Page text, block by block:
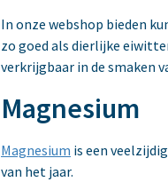
In onze webshop bieden
zo goed als dierlijke
verkrijgbaar in de smaken
Magnesium
Magnesium is een
van het jaar.